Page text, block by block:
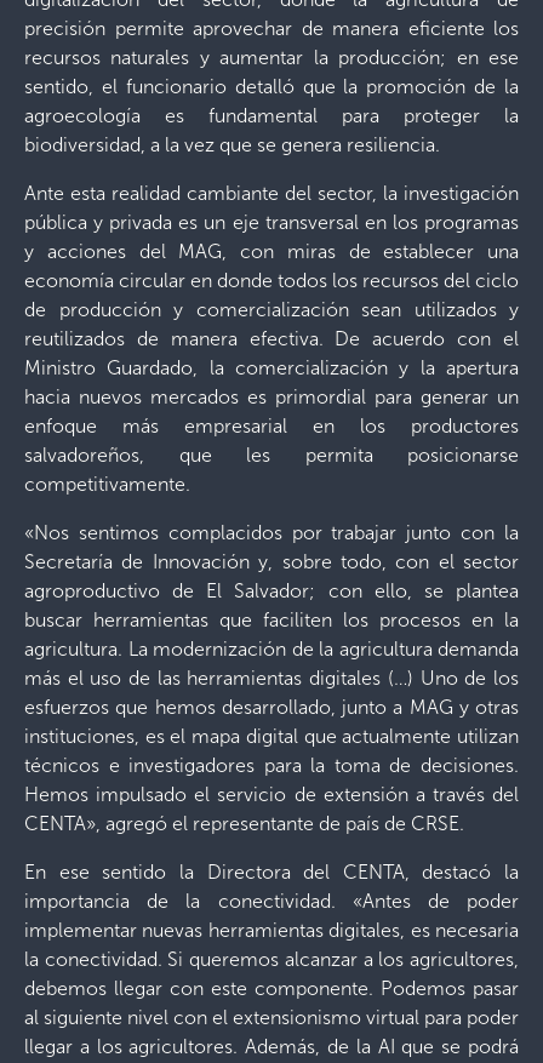
precisión permite aprovechar de manera eficiente los
recursos naturales y aumentar la producción; en ese
sentido, el funcionario detalló que la promoción de la
agroecología es fundamental para proteger la
biodiversidad, a la vez que se genera resiliencia.
Ante esta realidad cambiante del sector, la investigación
pública y privada es un eje transversal en los programas
y acciones del MAG, con miras de establecer una
economía circular en donde todos los recursos del ciclo
de producción y comercialización sean utilizados y
reutilizados de manera efectiva. De acuerdo con el
Ministro Guardado, la comercialización y la apertura
hacia nuevos mercados es primordial para generar un
enfoque más empresarial en los productores
salvadoreños, que les permita posicionarse
competitivamente.
«Nos sentimos complacidos por trabajar junto con la
Secretaría de Innovación y, sobre todo, con el sector
agroproductivo de El Salvador; con ello, se plantea
buscar herramientas que faciliten los procesos en la
agricultura. La modernización de la agricultura demanda
más el uso de las herramientas digitales (…) Uno de los
esfuerzos que hemos desarrollado, junto a MAG y otras
instituciones, es el mapa digital que actualmente utilizan
técnicos e investigadores para la toma de decisiones.
Hemos impulsado el servicio de extensión a través del
CENTA», agregó el representante de país de CRSE.
En ese sentido la Directora del CENTA, destacó la
importancia de la conectividad. «Antes de poder
implementar nuevas herramientas digitales, es necesaria
la conectividad. Si queremos alcanzar a los agricultores,
debemos llegar con este componente. Podemos pasar
al siguiente nivel con el extensionismo virtual para poder
llegar a los agricultores. Además, de la AI que se podrá